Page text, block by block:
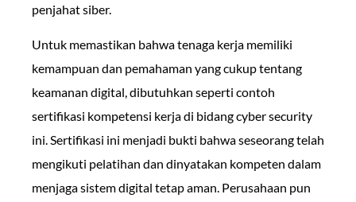
penjahat siber.
Untuk memastikan bahwa tenaga kerja memiliki
kemampuan dan pemahaman yang cukup tentang
keamanan digital, dibutuhkan seperti contoh
sertifikasi kompetensi kerja di bidang cyber security
ini. Sertifikasi ini menjadi bukti bahwa seseorang telah
mengikuti pelatihan dan dinyatakan kompeten dalam
menjaga sistem digital tetap aman. Perusahaan pun